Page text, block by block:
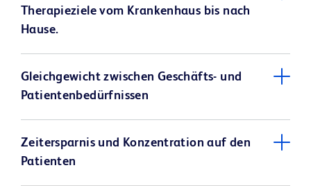
Therapieziele vom Krankenhaus bis nach
Hause.
Gleichgewicht zwischen Geschäfts- und
Patientenbedürfnissen
Zeitersparnis und Konzentration auf den
Patienten